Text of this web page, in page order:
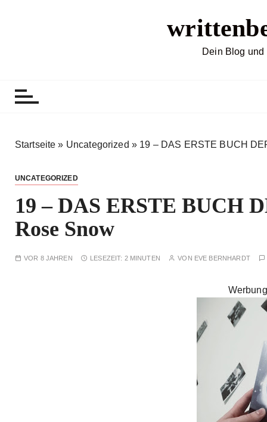
Dein Blog und
Startseite » Uncategorized » 19 – DAS ERSTE BUCH
UNCATEGORIZED
19 – DAS ERSTE BUCH
Rose Snow
VOR 8 JAHREN LESEZEIT: 2 MINUTEN VON EVE BERNHARDT